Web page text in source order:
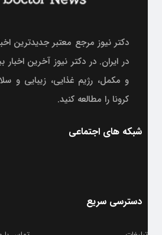
دکتر نیوز مرجع معتبر جدیدترین
در ایران. در دکتر نیوز آخرین اخبار
و مکمل، رژیم غذایی، زیبایی و
کرونا را مطالعه کنید.
شبکه های اجتماعی
دسترسی سریع